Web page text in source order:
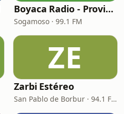
Boyaca Radio - Provincia Sugamuxi
Sogamoso · 99.1 FM
ZE
Zarbi Estéreo
San Pablo de Borbur · 94.1 FM